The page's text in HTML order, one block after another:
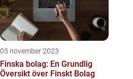
05 november 2023
Finska bolag: En Grundlig
Översikt över Finskt Bolag